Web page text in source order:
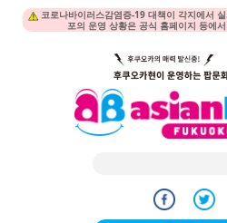
코로나바이러스감염증-19 대책이 각지에서
포의 운영 상황은 공식 홈페이지 등에